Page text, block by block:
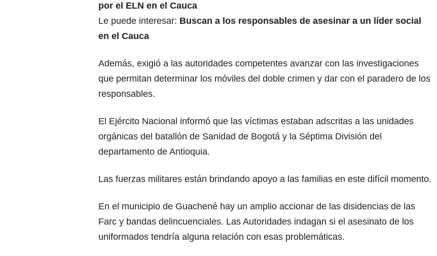
por el ELN en el Cauca
Le puede interesar: Buscan a los responsables de asesinar a un líder social
en el Cauca
Además, exigió a las autoridades competentes avanzar con las investigaciones
que permitan determinar los móviles del doble crimen y dar con el paradero de los
responsables.
El Ejército Nacional informó que las víctimas estaban adscritas a las unidades
orgánicas del batallón de Sanidad de Bogotá y la Séptima División del
departamento de Antioquia.
Las fuerzas militares están brindando apoyo a las familias en este difícil momento.
En el municipio de Guachené hay un amplio accionar de las disidencias de las
Farc y bandas delincuenciales. Las Autoridades indagan si el asesinato de los
uniformados tendría alguna relación con esas problemáticas.